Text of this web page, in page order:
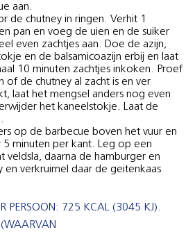
aan.
de chutney in ringen. Verhit 1
pan en voeg de uien en de suiker
even zachtjes aan. Doe de azijn,
en de balsamicoazijn erbij en laat
10 minuten zachtjes inkoken. Proef
of de chutney al zacht is en ver
laat het mengsel anders nog even
het kaneelstokje. Laat de
op de barbecue boven het vuur en
minuten per kant. Leg op een
veldsla, daarna de hamburger en
en verkruimel daar de geitenkaas
PERSOON: 725 KCAL (3045 KJ).